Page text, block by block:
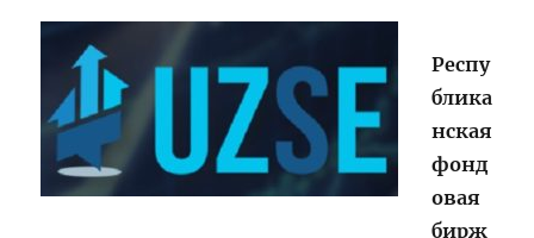
Респу
блика
нская
фонд
овая
бирж